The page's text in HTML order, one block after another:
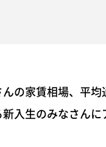
の家賃相場、平
入生のみなさん